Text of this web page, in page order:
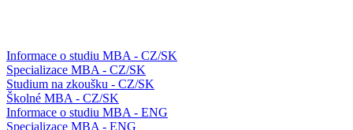
Informace o studiu MBA - CZ/SK
Specializace MBA - CZ/SK
Studium na zkoušku - CZ/SK
Školné MBA - CZ/SK
Informace o studiu MBA - ENG
Specializace MBA - ENG